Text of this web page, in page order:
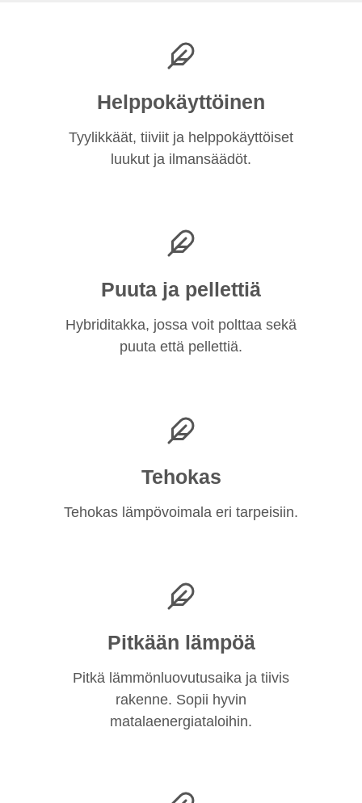
Helppokäyttöinen
Tyylikkäät, tiiviit ja helppokäyttöiset
luukut ja ilmansäädöt.
Puuta ja pellettiä
Hybriditakka, jossa voit polttaa sekä
puuta että pellettiä.
Tehokas
Tehokas lämpövoimala eri tarpeisiin.
Pitkään lämpöä
Pitkä lämmönluovutusaika ja tiivis
rakenne. Sopii hyvin
matalaenergiataloihin.